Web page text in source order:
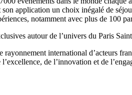
application un choix inégalé de
notamment avec plus de 100
autour de l’univers du Paris
international d’acteurs
de l’innovation et de